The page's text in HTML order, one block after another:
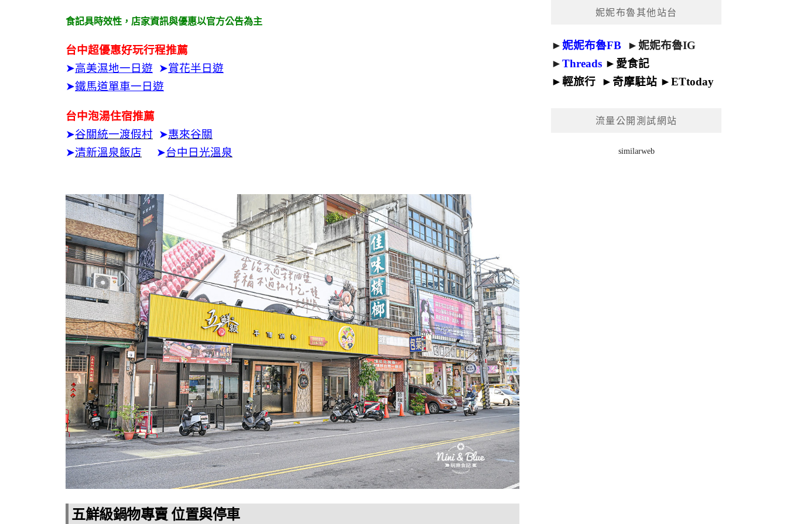
食記具時效性， 店家資訊與優惠以官方公告為主
台中超優惠好玩行程推薦
➤高美濕地一日遊 ➤賞花半日遊
➤鐵馬道單車一日遊
台中泡湯住宿推薦
➤谷關統一渡假村 ➤惠來谷關
➤清新溫泉飯店 ➤台中日光溫泉
五鮮級鍋物專賣 位置與停車
妮妮布魯其他站台
►妮妮布魯FB ►妮妮布魯IG
►Threads ► 愛食記
►輕旅行 ► 奇摩駐站 ►ETtoday
流量公開測試網站
similarweb